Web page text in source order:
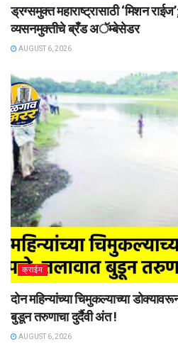
ड्रग्समुक्त महाराष्ट्रासाठी ‘मिशन
व्यसनमुक्तीचे ब्रँड अॅम्बेसेडर
AUGUST 6, 2026
क्राईम
दोन महिन्यांच्या चिमुकल्याच्या
बुडून तरुणाचा दुर्दैवी अंत !
AUGUST 6, 2026